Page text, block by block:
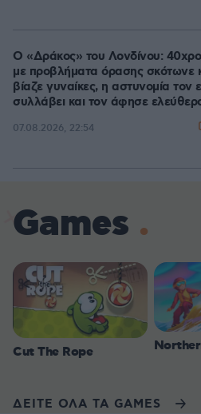
Ο «Δράκος» του Λονδίνου:
με προβλήματα όρασης σκότωνε
βίαζε γυναίκες, η αστυνομία τον
συλλάβει και τον άφησε
07.08.2026, 22:54
Games
Cut The Rope
ΔΕΙΤΕ ΟΛΑ ΤΑ GAMES